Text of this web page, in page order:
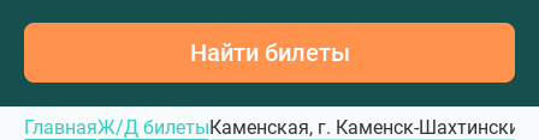
Найти билеты
ГлавнаяЖ/Д билетыКаменская, г. Каменск-